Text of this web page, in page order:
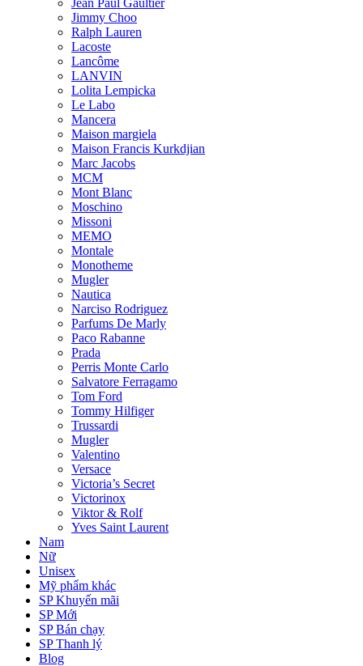
Jean Paul Gaultier
Jimmy Choo
Ralph Lauren
Lacoste
Lancôme
LANVIN
Lolita Lempicka
Le Labo
Mancera
Maison margiela
Maison Francis Kurkdjian
Marc Jacobs
MCM
Mont Blanc
Moschino
Missoni
MEMO
Montale
Monotheme
Mugler
Nautica
Narciso Rodriguez
Parfums De Marly
Paco Rabanne
Prada
Perris Monte Carlo
Salvatore Ferragamo
Tom Ford
Tommy Hilfiger
Trussardi
Mugler
Valentino
Versace
Victoria’s Secret
Victorinox
Viktor & Rolf
Yves Saint Laurent
Nam
Nữ
Unisex
Mỹ phẩm khác
SP Khuyến mãi
SP Mới
SP Bán chạy
SP Thanh lý
Blog